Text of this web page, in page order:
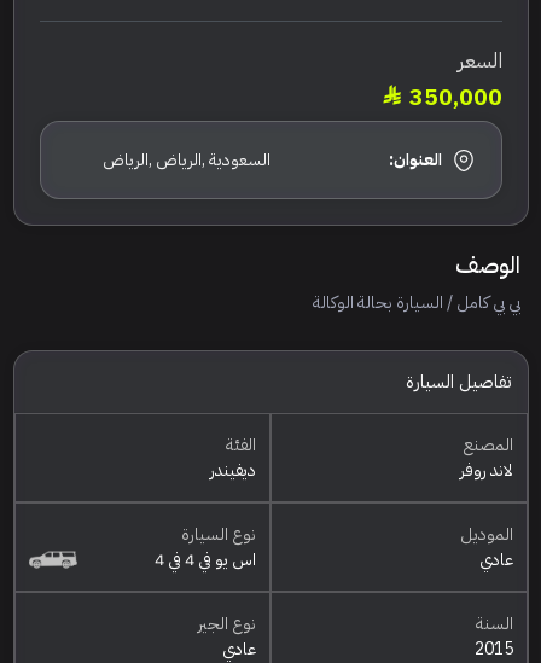
السعر
350,000
العنوان: السعودية ,الرياض ,الرياض
الوصف
بي بي كامل / السيارة بحالة الوكالة
تفاصيل السيارة
المصنع
لاند روفر
الفئة
ديفيندر
الموديل
عادي
نوع السيارة
اس يو في 4 في 4
السنة
2015
نوع الجير
عادي